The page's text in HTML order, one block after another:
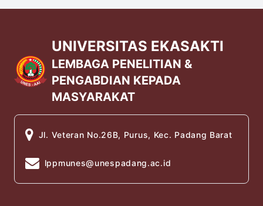
UNIVERSITAS EKASAKTI
LEMBAGA PENELITIAN &
PENGABDIAN KEPADA
MASYARAKAT
Jl. Veteran No.26B, Purus, Kec. Padang Barat
lppmunes@unespadang.ac.id